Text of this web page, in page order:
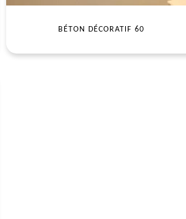
BÉTON DÉCORATIF 60